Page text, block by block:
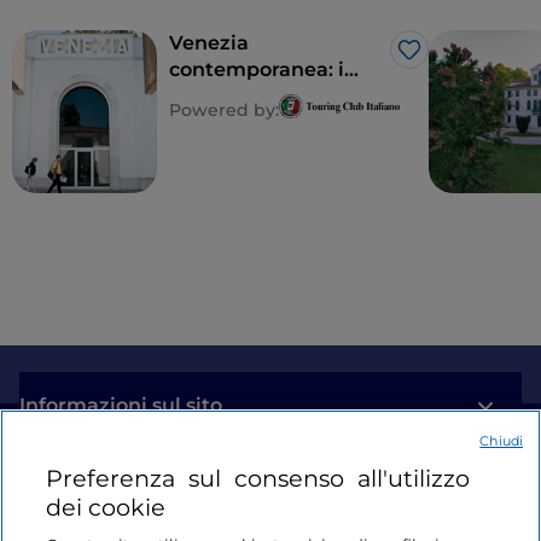
Like
Venezia
contemporanea: i
luoghi dove l’arte di
ieri incontra quella di
Powered by:
Informazioni sul sito
Link Utili
Preferenza sul consenso all'utilizzo
dei cookie
Chiudi